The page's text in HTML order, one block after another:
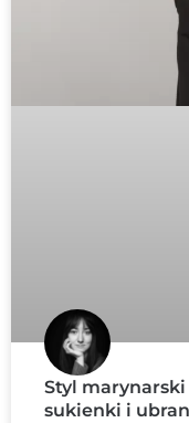
Styl
sukienki i